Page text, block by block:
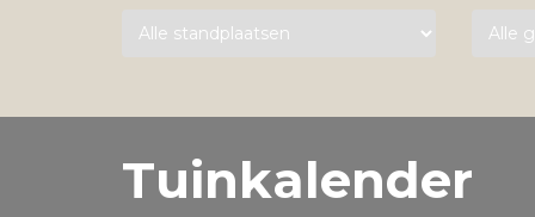
Tuinkalender